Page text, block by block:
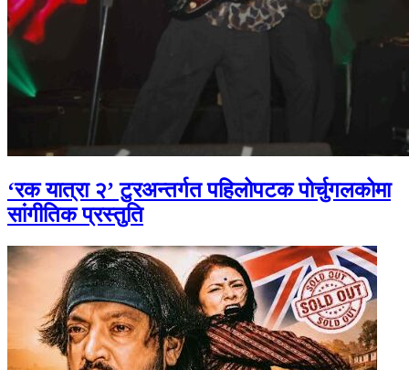
‘रक यात्रा २’ टुरअन्तर्गत पहिलोपटक पोर्चुगलकोमा
सांगीतिक प्रस्तुति